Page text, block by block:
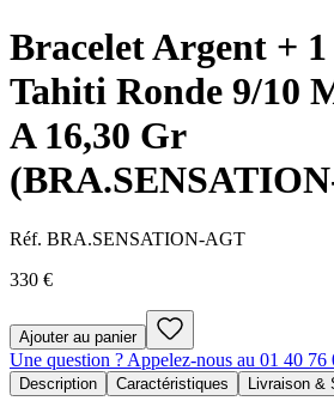
Bracelet Argent +
Tahiti Ronde 9/10
A 16,30 Gr
Réf. BRA.SENSATION-AGT
330 €
Ajouter au panier
Une question ? Appelez-nous au 01 40 76
Description Caractéristiques Livraison &